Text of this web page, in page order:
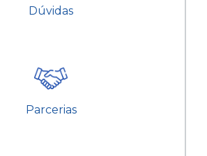
Dúvidas
Parcerias